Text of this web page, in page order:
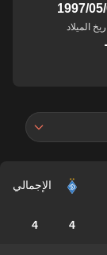
الميلاد
الإجمالي
4
4